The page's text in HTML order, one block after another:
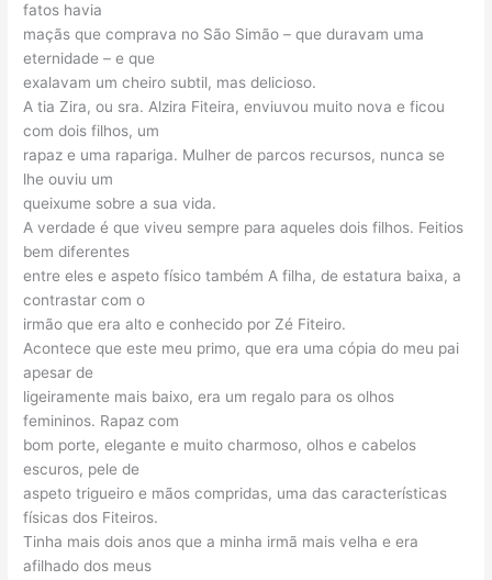
fatos havia
maçãs que comprava no São Simão – que duravam uma
eternidade – e que
exalavam um cheiro subtil, mas delicioso.
A tia Zira, ou sra. Alzira Fiteira, enviuvou muito nova e ficou
com dois filhos, um
rapaz e uma rapariga. Mulher de parcos recursos, nunca se
lhe ouviu um
queixume sobre a sua vida.
A verdade é que viveu sempre para aqueles dois filhos. Feitios
bem diferentes
entre eles e aspeto físico também A filha, de estatura baixa, a
contrastar com o
irmão que era alto e conhecido por Zé Fiteiro.
Acontece que este meu primo, que era uma cópia do meu pai
apesar de
ligeiramente mais baixo, era um regalo para os olhos
femininos. Rapaz com
bom porte, elegante e muito charmoso, olhos e cabelos
escuros, pele de
aspeto trigueiro e mãos compridas, uma das características
físicas dos Fiteiros.
Tinha mais dois anos que a minha irmã mais velha e era
afilhado dos meus